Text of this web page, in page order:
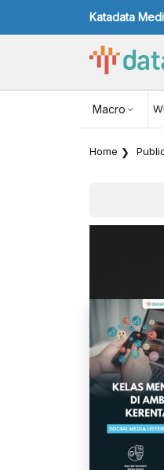
Katadata
Macro
USD/IDR
Home